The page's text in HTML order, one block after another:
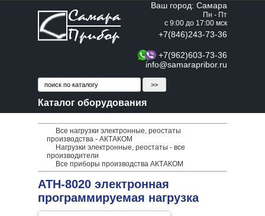
Ваш город: Самара
Пн - Пт
с 9:00 до 17:00 мск
+7(846)243-73-36
+7(962)603-73-36
info@samarapribor.ru
Каталог оборудования
Все нагрузки электронные, реостаты
производства - АКТАКОМ
Нагрузки электронные, реостаты - все
производители
Все приборы производства АКТАКОМ
АТН-8020 электронная
программируемая нагрузка